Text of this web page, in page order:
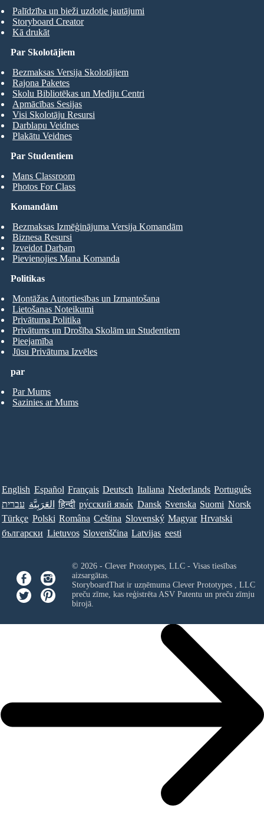
Palīdzība un bieži uzdotie jautājumi
Storyboard Creator
Kā drukāt
Par Studentiem
Mans Classroom
Photos For Class
Par Skolotājiem
Bezmaksas Versija Skolotājiem
Rajona Paketes
Skolu Bibliotēkas un Mediju Centri
Apmācības Sesijas
Visi Skolotāju Resursi
Darblapu Veidnes
Plakātu Veidnes
Komandām
Bezmaksas Izmēģinājuma Versija Komandām
Biznesa Resursi
Izveidot Darbam
Pievienojies Mana Komanda
par
Par Mums
Sazinies ar Mums
Politikas
Montāžas Autortiesības un Izmantošana
Lietošanas Noteikumi
Privātuma Politika
Privātums un Drošība Skolām un Studentiem
Pieejamība
Jūsu Privātuma Izvēles
English Español Français Deutsch Italiana Nederlands Português
עברית العَرَبِيَّة हिन्दी ру́сский язы́к Dansk Svenska Suomi Norsk
Türkçe Polski Româna Ceština Slovenský Magyar Hrvatski
български Lietuvos Slovenščina Latvijas eesti
© 2026 - Clever Prototypes, LLC - Visas tiesības
aizsargātas.
StoryboardThat ir uzņēmuma Clever Prototypes , LLC
preču zīme, kas reģistrēta ASV Patentu un preču zīmju
birojā.